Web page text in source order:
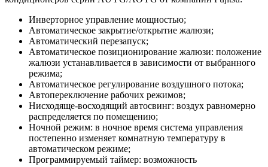
Инверторное управление мощностью;
Автоматическое закрытие/открытие жалюзи;
Автоматический перезапуск;
Автоматическое позиционирование жалюзи: положение
жалюзи устанавливается в зависимости от выбранного
режима;
Автоматическое регулирование воздушного потока;
Автопереключение рабочих режимов;
Нисходяще-восходящий автосвинг: воздух равномерно
распределяется по помещению;
Ночной режим: в ночное время система управления
постепенно изменяет комнатную температуру в
автоматическом режиме;
Программируемый таймер: возможность